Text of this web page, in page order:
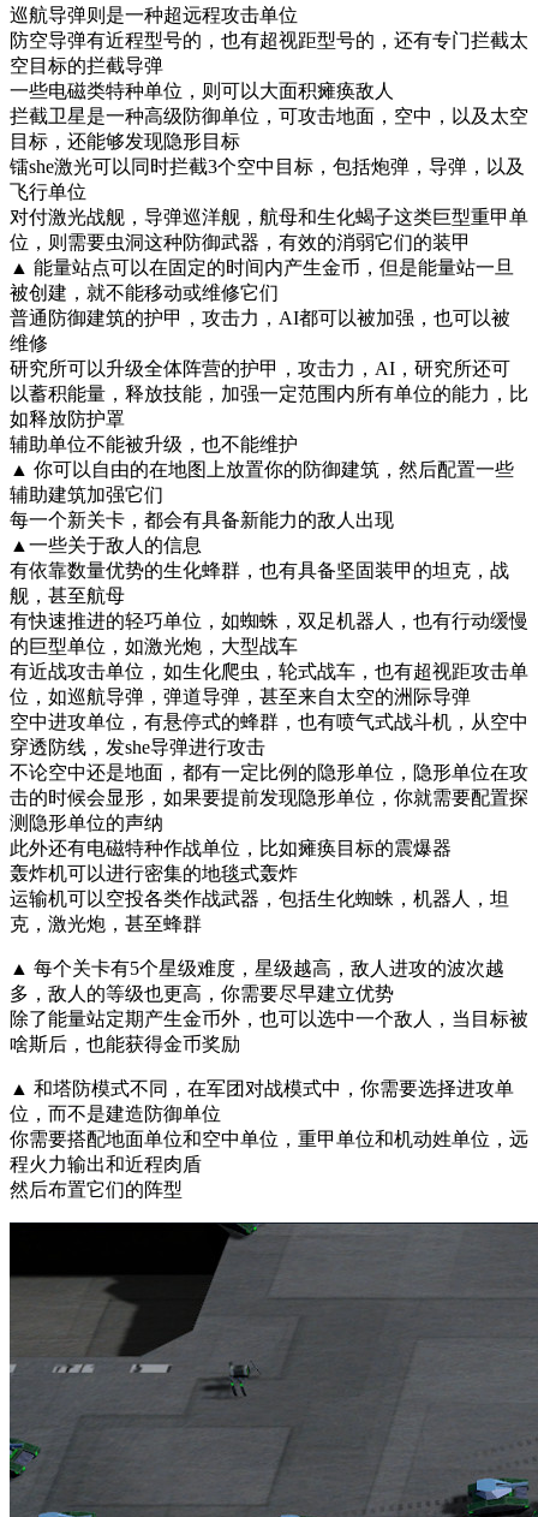
巡航导弹则是一种超远程攻击单位
防空导弹有近程型号的，也有超视距型号的，还有专门拦截太
空目标的拦截导弹
一些电磁类特种单位，则可以大面积瘫痪敌人
拦截卫星是一种高级防御单位，可攻击地面，空中，以及太空
目标，还能够发现隐形目标
镭she激光可以同时拦截3个空中目标，包括炮弹，导弹，以及
飞行单位
对付激光战舰，导弹巡洋舰，航母和生化蝎子这类巨型重甲单
位，则需要虫洞这种防御武器，有效的消弱它们的装甲
▲ 能量站点可以在固定的时间内产生金币，但是能量站一旦
被创建，就不能移动或维修它们
普通防御建筑的护甲，攻击力，AI都可以被加强，也可以被
维修
研究所可以升级全体阵营的护甲，攻击力，AI，研究所还可
以蓄积能量，释放技能，加强一定范围内所有单位的能力，比
如释放防护罩
辅助单位不能被升级，也不能维护
▲ 你可以自由的在地图上放置你的防御建筑，然后配置一些
辅助建筑加强它们
每一个新关卡，都会有具备新能力的敌人出现
▲一些关于敌人的信息
有依靠数量优势的生化蜂群，也有具备坚固装甲的坦克，战
舰，甚至航母
有快速推进的轻巧单位，如蜘蛛，双足机器人，也有行动缓慢
的巨型单位，如激光炮，大型战车
有近战攻击单位，如生化爬虫，轮式战车，也有超视距攻击单
位，如巡航导弹，弹道导弹，甚至来自太空的洲际导弹
空中进攻单位，有悬停式的蜂群，也有喷气式战斗机，从空中
穿透防线，发she导弹进行攻击
不论空中还是地面，都有一定比例的隐形单位，隐形单位在攻
击的时候会显形，如果要提前发现隐形单位，你就需要配置探
测隐形单位的声纳
此外还有电磁特种作战单位，比如瘫痪目标的震爆器
轰炸机可以进行密集的地毯式轰炸
运输机可以空投各类作战武器，包括生化蜘蛛，机器人，坦
克，激光炮，甚至蜂群
▲ 每个关卡有5个星级难度，星级越高，敌人进攻的波次越
多，敌人的等级也更高，你需要尽早建立优势
除了能量站定期产生金币外，也可以选中一个敌人，当目标被
啥斯后，也能获得金币奖励
▲ 和塔防模式不同，在军团对战模式中，你需要选择进攻单
位，而不是建造防御单位
你需要搭配地面单位和空中单位，重甲单位和机动姓单位，远
程火力输出和近程肉盾
然后布置它们的阵型